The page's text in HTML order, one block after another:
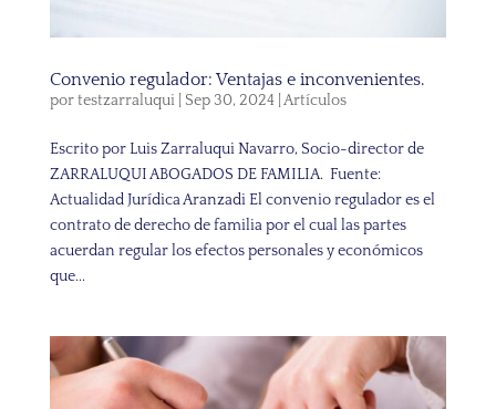
Convenio regulador: Ventajas e inconvenientes.
portestzarraluqui| Sep 30, 2024| Artículos
Escrito por Luis Zarraluqui Navarro, Socio-director de
ZARRALUQUI ABOGADOS DE FAMILIA. Fuente:
Actualidad Jurídica Aranzadi El convenio regulador es el
contrato de derecho de familia por el cual las partes
acuerdan regular los efectos personales y económicos
que...